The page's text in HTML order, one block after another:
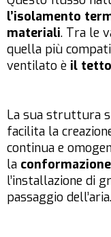
l’isolamento
materiali. Tra le
quella più
ventilato è il tetto
La sua struttura
facilita la
continua e
la
l’installazione di
passaggio dell’aria.